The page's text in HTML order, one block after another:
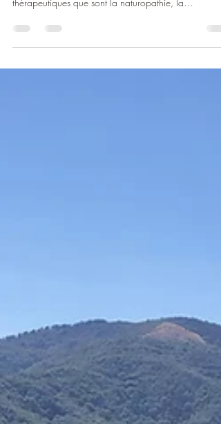
je vous présente ici les raisons qui m'ont amené à me
thérapeutiques que sont la naturopathie, la
fasciathérapie et l'hypnothérapie.